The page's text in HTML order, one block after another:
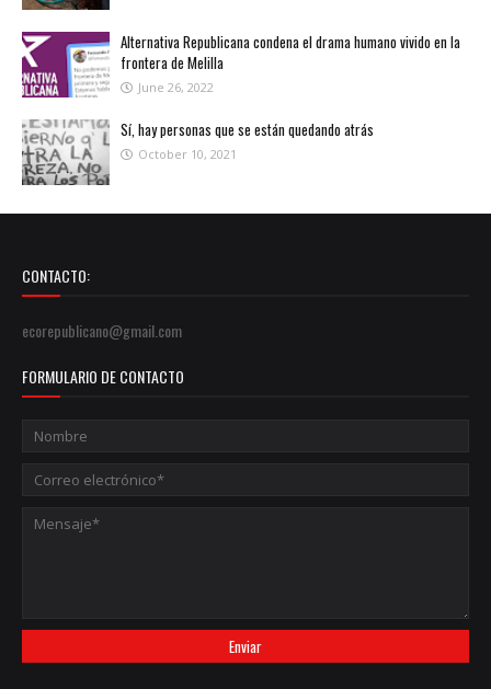
Alternativa Republicana condena el drama humano vivido en la
frontera de Melilla
June 26, 2022
Sí, hay personas que se están quedando atrás
October 10, 2021
CONTACTO:
ecorepublicano@gmail.com
FORMULARIO DE CONTACTO